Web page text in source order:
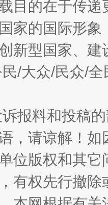
目的在于传
家的国际形
新型国家、
/大众/民众/
报料和投稿
，请谅解！
位版权和其它
有权先行撤